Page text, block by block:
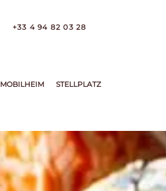
+33 4 94 82 03 28
MOBILHEIM STELLPLATZ